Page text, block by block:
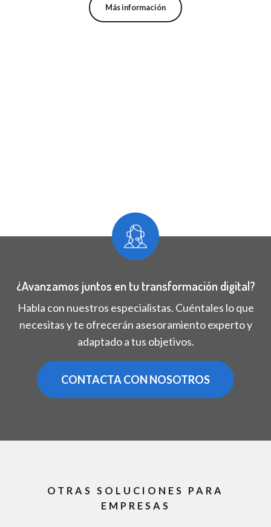
Más información
¿Avanzamos juntos en tu transformación digital?
Habla con nuestros especialistas. Cuéntales lo que
necesitas y te ofrecerán asesoramiento experto y
adaptado a tus objetivos.
CONTACTA CON NOSOTROS
OTRAS SOLUCIONES PARA
EMPRESAS